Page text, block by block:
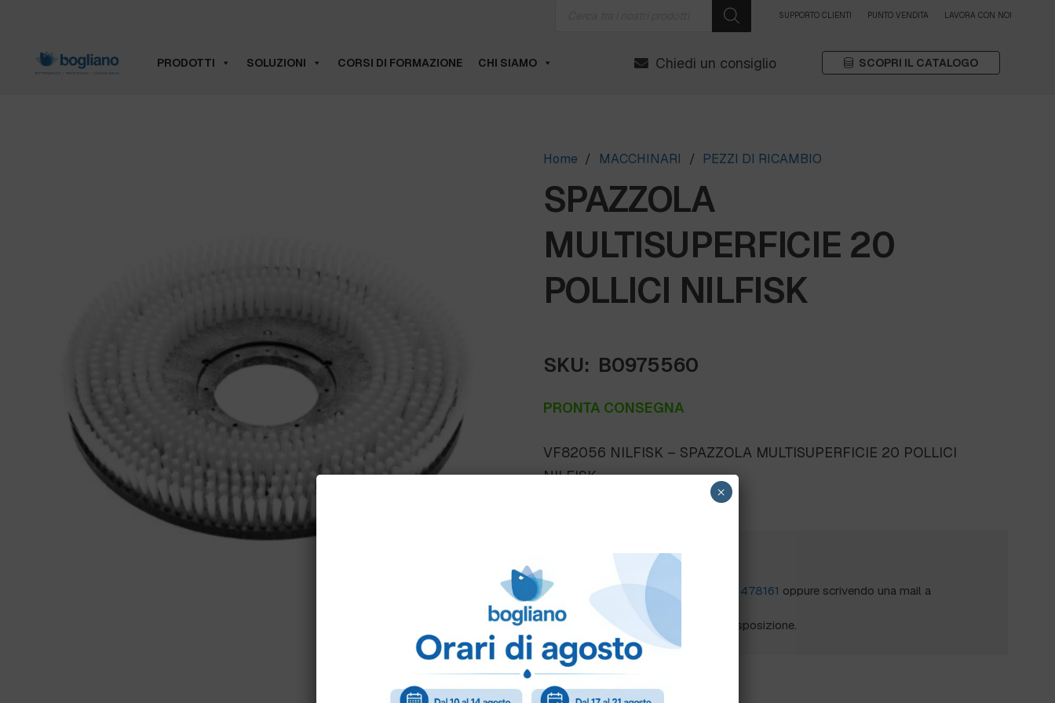
SUPPORTO CLIENTI PUNTO VENDITA LAVORA CON NOI
PRODOTTI SOLUZIONI CORSI DI FORMAZIONE CHI SIAMO Chiedi un consiglio SCOPRI IL CATALOGO
Home / MACCHINARI / PEZZI DI RICAMBIO
SPAZZOLA
MULTISUPERFICIE 20
POLLICI NILFISK
SKU: B0975560
PRONTA CONSEGNA
VF82056 NILFISK – SPAZZOLA MULTISUPERFICIE 20 POLLICI
NILFISK
Come ordinare?
Puoi ordinare chiamando al 0172 478161 oppure scrivendo una mail a
info@bogliano.it
Per ogni informazione siamo a disposizione.
×